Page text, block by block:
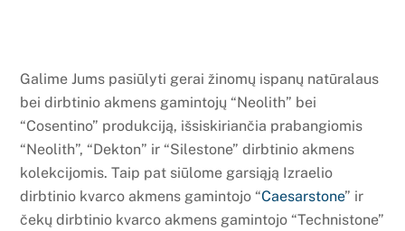
Galime Jums pasiūlyti gerai žinomų ispanų natūralaus
bei dirbtinio akmens gamintojų “Neolith” bei
“Cosentino” produkciją, išsiskiriančia prabangiomis
“Neolith”, “Dekton” ir “Silestone” dirbtinio akmens
kolekcijomis. Taip pat siūlome garsiąją Izraelio
dirbtinio kvarco akmens gamintojo “Caesarstone” ir
čekų dirbtinio kvarco akmens gamintojo “Technistone”